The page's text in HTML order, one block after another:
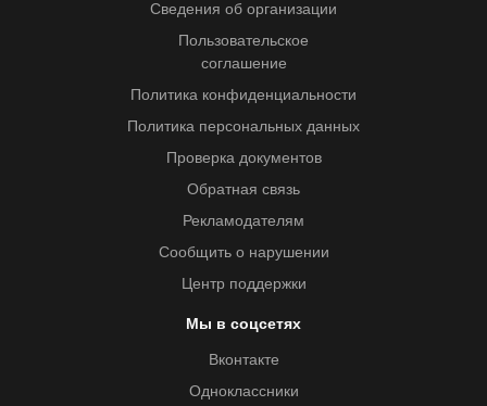
Сведения об организации
Пользовательское
соглашение
Политика конфиденциальности
Политика персональных данных
Проверка документов
Обратная связь
Рекламодателям
Сообщить о нарушении
Центр поддержки
Мы в соцсетях
Вконтакте
Одноклассники